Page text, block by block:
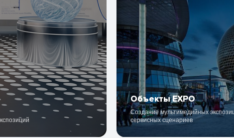
Объекты EXPO
Создание мультимедийных
сервисных сценариев